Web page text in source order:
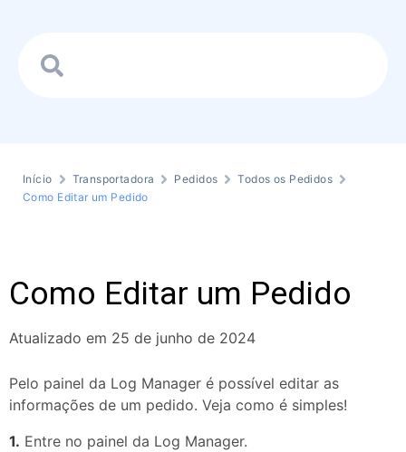
Início Transportadora Pedidos
Todos os Pedidos
Como Editar um Pedido
Como Editar um Pedido
Atualizado em 25 de junho de 2024
Pelo painel da Log Manager é possível editar as
informações de um pedido. Veja como é simples!
1. Entre no painel da Log Manager.